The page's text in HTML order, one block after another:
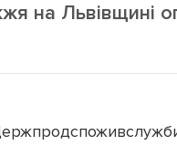
на Львівщині